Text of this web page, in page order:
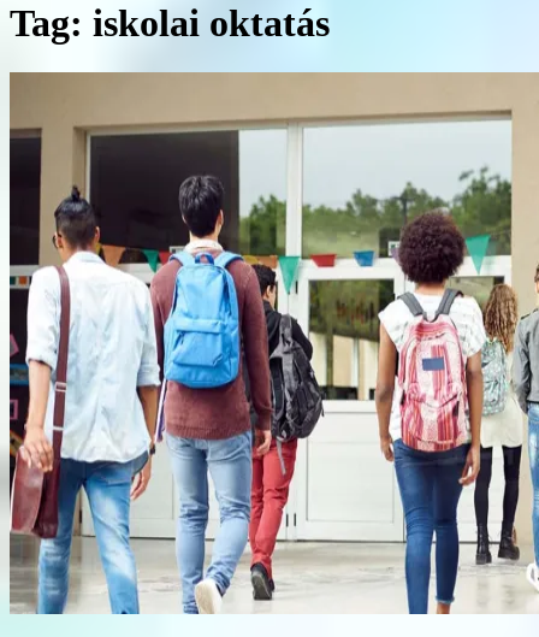
Tag: iskolai oktatás